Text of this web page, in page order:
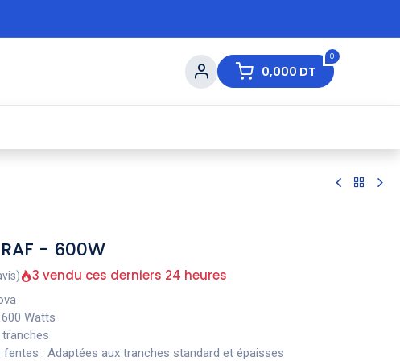
0
0,000 DT
- 600W
3 vendu ces derniers 24 heures
600 Watts
tranches
fentes : Adaptées aux tranches standard et épaisses